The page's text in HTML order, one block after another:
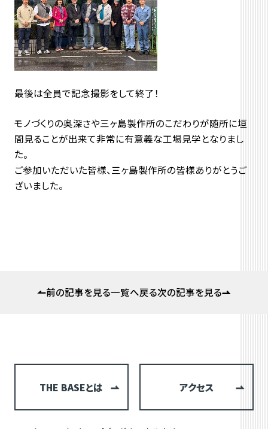
最後は全員で記念撮影をして終了！
モノづくりの奥深さや三ヶ島製作所のこだわりが随所に垣
間見ることが出来て非常に有意義な工場見学となりまし
た。
ご参加いただいた皆様、三ヶ島製作所の皆様ありがとうご
ざいました。
前の記事を見る一覧へ戻る次の記事を見る
THE BASEとは アクセス